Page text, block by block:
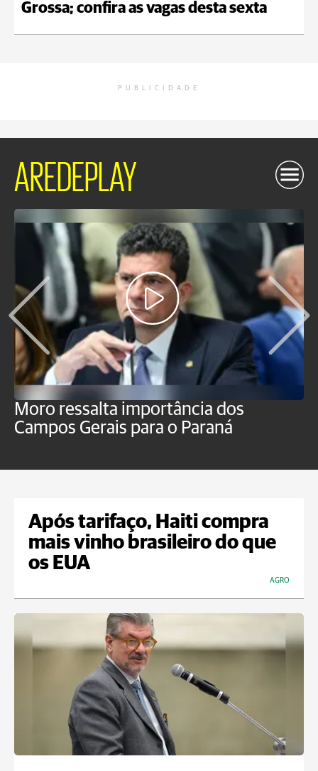
Grossa; confira as vagas desta sexta
PUBLICIDADE
AREDEPLAY
Moro ressalta importância dos
Campos Gerais para o Paraná
Após tarifaço, Haiti compra
mais vinho brasileiro do que
os EUA
AGRO